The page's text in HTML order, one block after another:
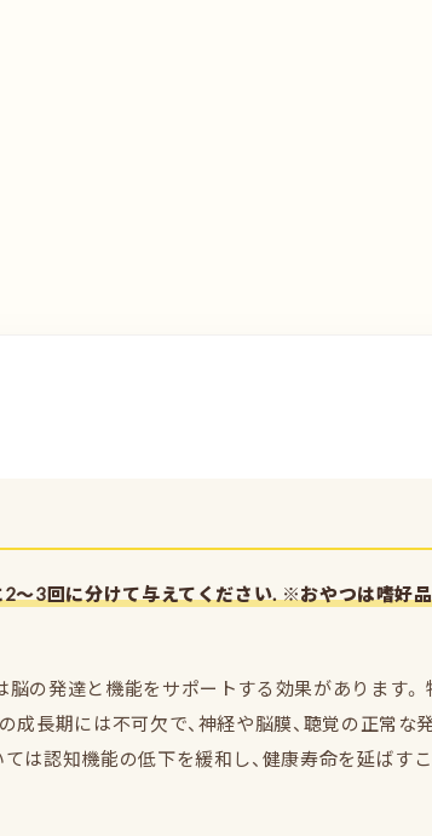
3回に分けて与えてください. ※おやつは嗜好
の発達と機能をサポートする効果があります。
長期には不可欠で、神経や脳膜、聴覚の正常な発
は認知機能の低下を緩和し、健康寿命を延ばす